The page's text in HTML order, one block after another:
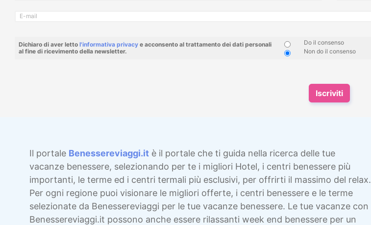
Dichiaro di aver letto l'informativa privacye acconsento al trattamento dei dati personali
al fine di ricevimento della newsletter.
Do il consenso
Non do il consenso
Iscriviti
Il portale Benessereviaggi.it è il portale che ti guida nella ricerca delle tue
vacanze benessere, selezionando per te i migliori Hotel, i centri benessere più
importanti, le terme ed i centri termali più esclusivi, per offrirti il massimo del relax.
Per ogni regione puoi visionare le migliori offerte, i centri benessere e le terme
selezionate da Benessereviaggi per le tue vacanze benessere. Le tue vacanze con
Benessereviaggi.it possono anche essere rilassanti week end benessere per un